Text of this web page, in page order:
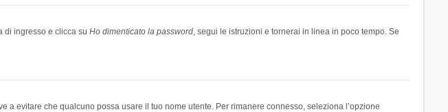
di ingresso e clicca su Ho dimenticato la password, segui le istruzioni e tornerai in linea in poco tempo. Se
evitare che qualcuno possa usare il tuo nome utente. Per rimanere connesso, seleziona l’opzione